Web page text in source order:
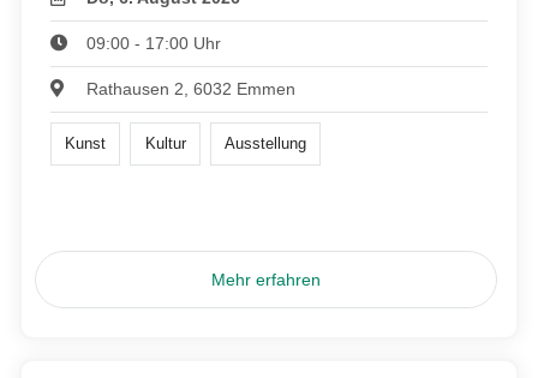
09:00 - 17:00 Uhr
Rathausen 2, 6032 Emmen
Kunst Kultur Ausstellung
Mehr erfahren